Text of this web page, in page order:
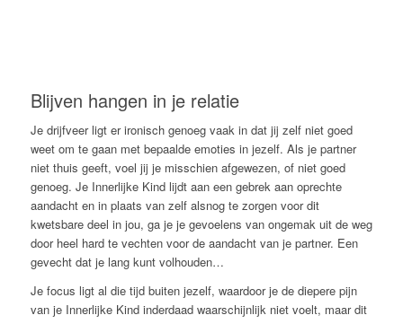
Blijven hangen in je relatie
Je drijfveer ligt er ironisch genoeg vaak in dat jij zelf niet goed
weet om te gaan met bepaalde emoties in jezelf. Als je partner
niet thuis geeft, voel jij je misschien afgewezen, of niet goed
genoeg. Je Innerlijke Kind lijdt aan een gebrek aan oprechte
aandacht en in plaats van zelf alsnog te zorgen voor dit
kwetsbare deel in jou, ga je je gevoelens van ongemak uit de weg
door heel hard te vechten voor de aandacht van je partner. Een
gevecht dat je lang kunt volhouden…
Je focus ligt al die tijd buiten jezelf, waardoor je de diepere pijn
van je Innerlijke Kind inderdaad waarschijnlijk niet voelt, maar dit